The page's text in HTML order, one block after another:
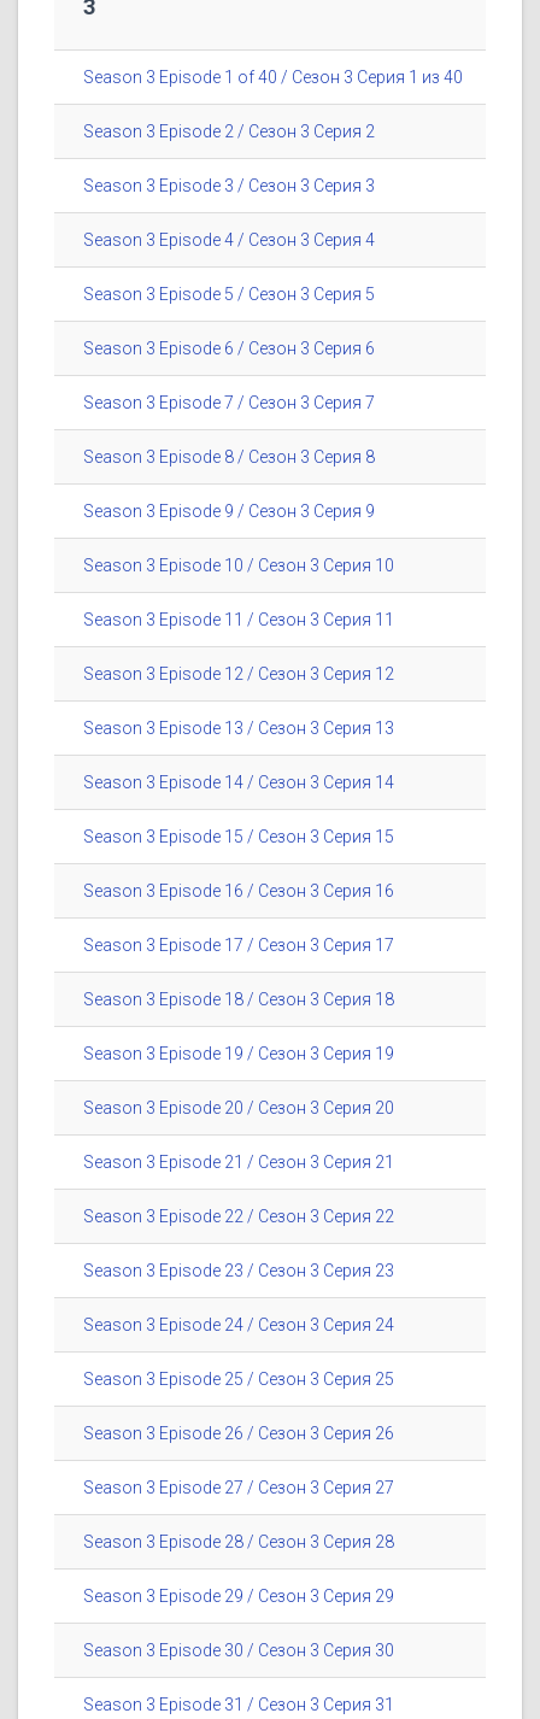
3
Season 3 Episode 1 of 40 / Сезон 3 Серия 1 из 40
Season 3 Episode 2 / Сезон 3 Серия 2
Season 3 Episode 3 / Сезон 3 Серия 3
Season 3 Episode 4 / Сезон 3 Серия 4
Season 3 Episode 5 / Сезон 3 Серия 5
Season 3 Episode 6 / Сезон 3 Серия 6
Season 3 Episode 7 / Сезон 3 Серия 7
Season 3 Episode 8 / Сезон 3 Серия 8
Season 3 Episode 9 / Сезон 3 Серия 9
Season 3 Episode 10 / Сезон 3 Серия 10
Season 3 Episode 11 / Сезон 3 Серия 11
Season 3 Episode 12 / Сезон 3 Серия 12
Season 3 Episode 13 / Сезон 3 Серия 13
Season 3 Episode 14 / Сезон 3 Серия 14
Season 3 Episode 15 / Сезон 3 Серия 15
Season 3 Episode 16 / Сезон 3 Серия 16
Season 3 Episode 17 / Сезон 3 Серия 17
Season 3 Episode 18 / Сезон 3 Серия 18
Season 3 Episode 19 / Сезон 3 Серия 19
Season 3 Episode 20 / Сезон 3 Серия 20
Season 3 Episode 21 / Сезон 3 Серия 21
Season 3 Episode 22 / Сезон 3 Серия 22
Season 3 Episode 23 / Сезон 3 Серия 23
Season 3 Episode 24 / Сезон 3 Серия 24
Season 3 Episode 25 / Сезон 3 Серия 25
Season 3 Episode 26 / Сезон 3 Серия 26
Season 3 Episode 27 / Сезон 3 Серия 27
Season 3 Episode 28 / Сезон 3 Серия 28
Season 3 Episode 29 / Сезон 3 Серия 29
Season 3 Episode 30 / Сезон 3 Серия 30
Season 3 Episode 31 / Сезон 3 Серия 31